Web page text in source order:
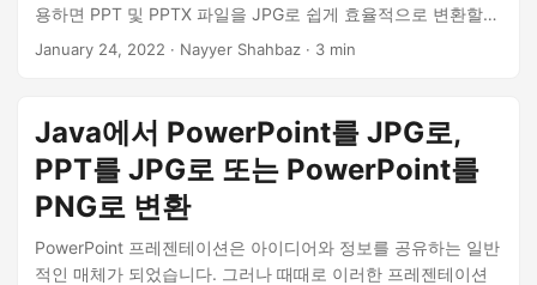
용하면 PPT 및 PPTX 파일을 JPG로 쉽게 효율적으로 변환할
수 있습니다. 이 튜토리얼은 과정을 안내하고 프레젠테이션을
January 24, 2022 · Nayyer Shahbaz · 3 min
Java에서 PowerPoint를 JPG로,
PPT를 JPG로 또는 PowerPoint를
PNG로 변환
PowerPoint 프레젠테이션은 아이디어와 정보를 공유하는 일반
적인 매체가 되었습니다. 그러나 때때로 이러한 프레젠테이션